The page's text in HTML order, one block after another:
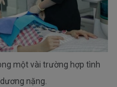
một vài trường hợp tình
nặng.